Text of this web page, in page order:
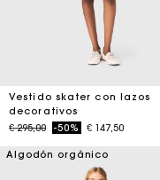
Vestido skater con lazos
decorativos
Price reduced from
€ 295,00to-50% € 147,50
Algodón orgánico